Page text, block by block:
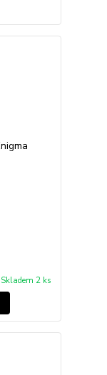
Skladem 2 ks